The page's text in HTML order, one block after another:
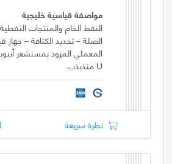
مواصفة قياسية خليجية
النفط الخام والمنتجات
الصلة – تحديد الكثافة – جهاز
المعملي المزود بمستشعر
U متذبذب
نظرة سريعة